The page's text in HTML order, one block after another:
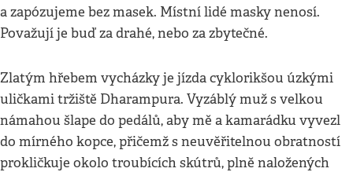
a zapózujeme bez masek. Místní lidé masky nenosí.
Považují je buď za drahé, nebo za zbytečné.
Zlatým hřebem vycházky je jízda cyklorikšou úzkými
uličkami tržiště Dharampura. Vyzáblý muž s velkou
námahou šlape do pedálů, aby mě a kamarádku vyvezl
do mírného kopce, přičemž s neuvěřitelnou obratností
prokličkuje okolo troubících skútrů, plně naložených